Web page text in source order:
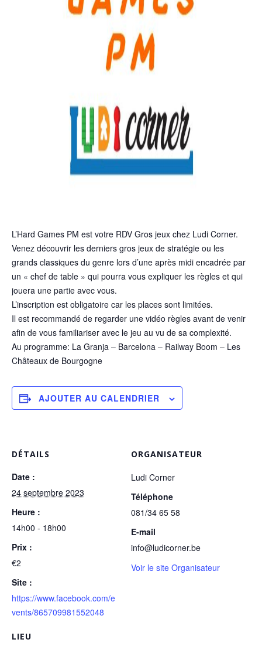
L’Hard Games PM est votre RDV Gros jeux chez Ludi Corner.
Venez découvrir les derniers gros jeux de stratégie ou les
grands classiques du genre lors d’une après midi encadrée par
un « chef de table » qui pourra vous expliquer les règles et qui
jouera une partie avec vous.
L’inscription est obligatoire car les places sont limitées.
Il est recommandé de regarder une vidéo règles avant de venir
afin de vous familiariser avec le jeu au vu de sa complexité.
Au programme: La Granja – Barcelona – Railway Boom – Les
Châteaux de Bourgogne
AJOUTER AU CALENDRIER
DÉTAILS
Date :
24 septembre 2023
Heure :
14h00 - 18h00
Prix :
€2
Site :
https://www.facebook.com/e
vents/865709981552048
LIEU
ORGANISATEUR
Ludi Corner
Téléphone
081/34 65 58
E-mail
info@ludicorner.be
Voir le site Organisateur